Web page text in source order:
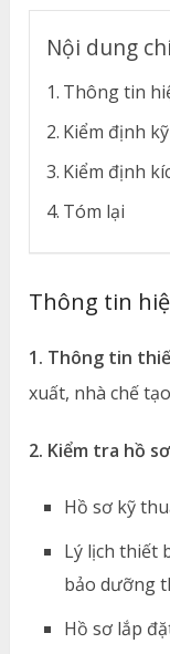
Nội dung
Thông tin
Kiểm định
Kiểm định
Tóm lại
Thông tin
1. Thông tin
xuất, nhà chế
2. Kiểm tra hồ
Hồ sơ kỹ
Lý lịch thiết
bảo dưỡng
Hồ sơ lắp